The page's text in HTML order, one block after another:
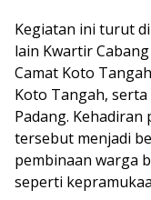
Kegiatan ini turut
lain Kwartir
Camat Koto
Koto Tangah,
Padang.
tersebut menjadi
pembinaan warga
seperti